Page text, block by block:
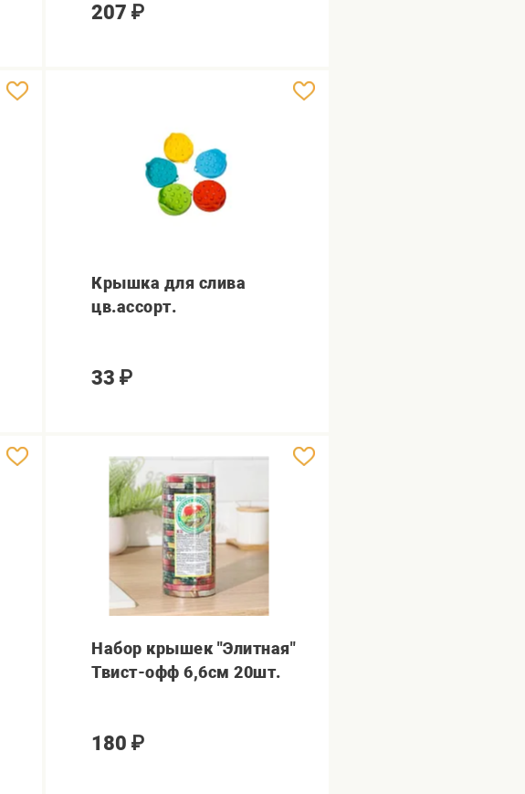
207 ₽
Крышка для слива
цв.ассорт.
33 ₽
Набор крышек "Элитная"
Твист-офф 6,6см 20шт.
180 ₽